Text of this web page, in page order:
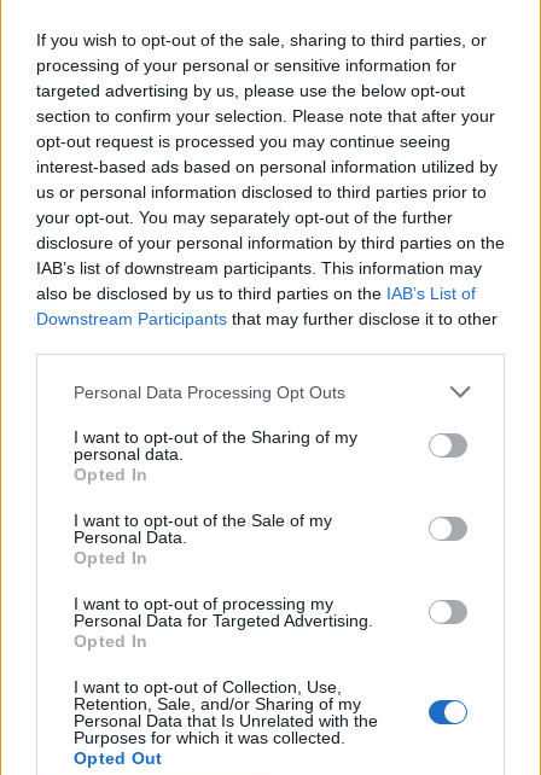
If you wish to opt-out of the sale, sharing to third parties, or
processing of your personal or sensitive information for
targeted advertising by us, please use the below opt-out
section to confirm your selection. Please note that after your
opt-out request is processed you may continue seeing
interest-based ads based on personal information utilized by
us or personal information disclosed to third parties prior to
your opt-out. You may separately opt-out of the further
disclosure of your personal information by third parties on the
IAB’s list of downstream participants. This information may
also be disclosed by us to third parties on the IAB’s List of
Downstream Participants that may further disclose it to other
Personal Data Processing Opt Outs
I want to opt-out of the Sharing of my
personal data.
Opted In
I want to opt-out of the Sale of my
Personal Data.
Opted In
I want to opt-out of processing my
Personal Data for Targeted Advertising.
Opted In
I want to opt-out of Collection, Use,
Retention, Sale, and/or Sharing of my
Personal Data that Is Unrelated with the
Purposes for which it was collected.
Opted Out
Un’occasione unica per vivere la Fiera non solo come
esperienza enogastronomica, ma anche come spazio di
riflessione, confronto e crescita condivisa.
Leggi anche:
Estate 2026: birra protagonista della convivialità
di prossimità